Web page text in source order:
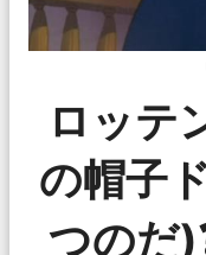
ロッテ
の帽子
つのだ